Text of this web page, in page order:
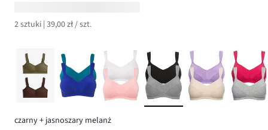
2 sztuki | 39,00 zł / szt.
czarny + jasnoszary melanż